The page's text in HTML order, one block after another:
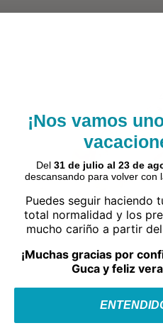
¡Nos vamos
Del 31 de julio al 23 de
descansando para volver con
Puedes seguir haciendo
total normalidad y los
mucho cariño a partir del
¡Muchas gracias por
Guca y feliz